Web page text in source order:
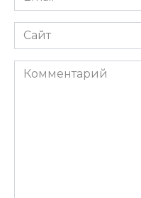
*
Сайт
Комментарий